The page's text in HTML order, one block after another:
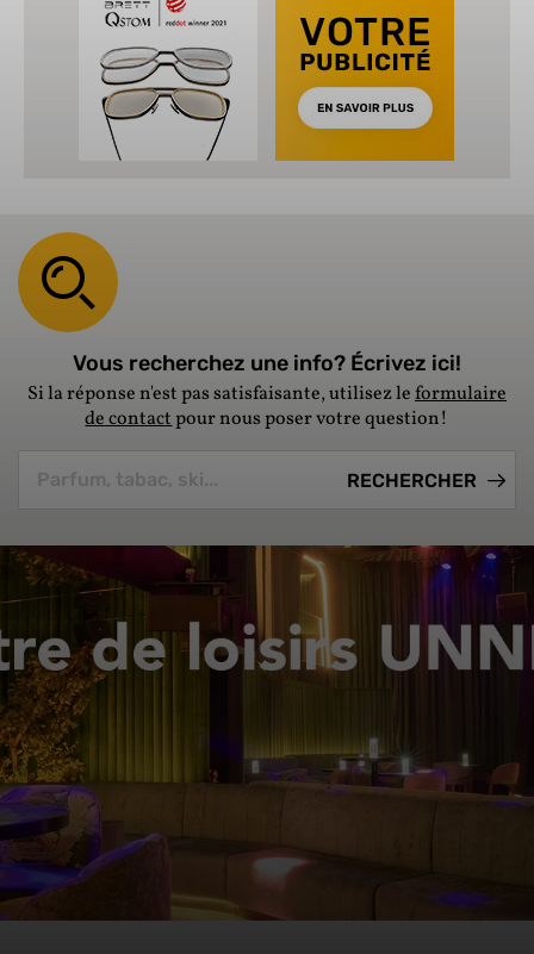
Vous recherchez une info? Écrivez ici!
Si la réponse n'est pas satisfaisante, utilisez leformulaire
de contactpour nous poser votre question!